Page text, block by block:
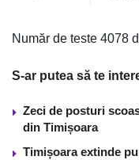
Număr de teste 4078
S-ar putea să te
Zeci de posturi
din Timișoara
Timișoara extinde